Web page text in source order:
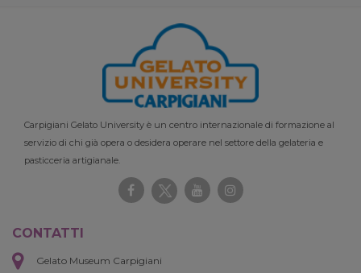
Carpigiani Gelato University è un centro internazionale di formazione al
servizio di chi già opera o desidera operare nel settore della gelateria e
pasticceria artigianale.
CONTATTI
Gelato Museum Carpigiani